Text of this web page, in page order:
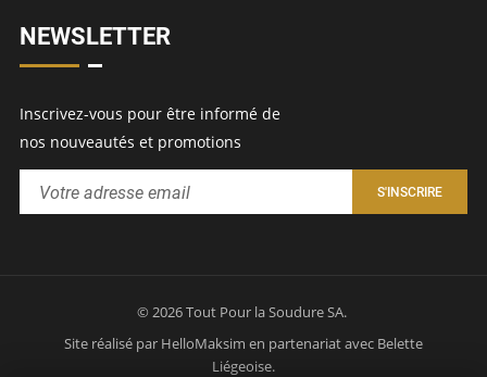
NEWSLETTER
Inscrivez-vous pour être informé de
nos nouveautés et promotions
© 2026 Tout Pour la Soudure SA.
Site réalisé par HelloMaksim en partenariat avec Belette
Liégeoise.